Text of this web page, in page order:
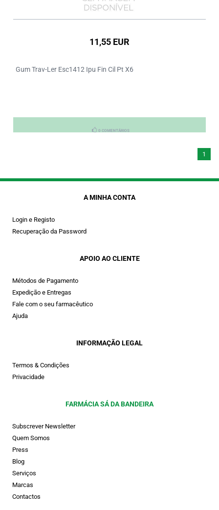
11,55 EUR
Gum Trav-Ler Esc1412 Ipu Fin Cil Pt X6
0 COMENTÁRIOS
1
A MINHA CONTA
Login e Registo
Recuperação da Password
APOIO AO CLIENTE
Métodos de Pagamento
Expedição e Entregas
Fale com o seu farmacêutico
Ajuda
INFORMAÇÃO LEGAL
Termos & Condições
Privacidade
FARMÁCIA SÁ DA BANDEIRA
Subscrever Newsletter
Quem Somos
Press
Blog
Serviços
Marcas
Contactos